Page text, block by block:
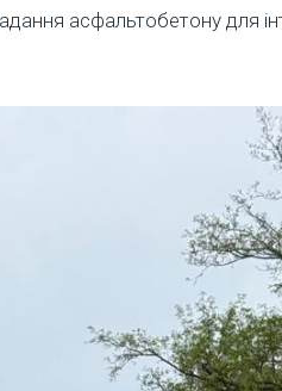
асфальтобетону для